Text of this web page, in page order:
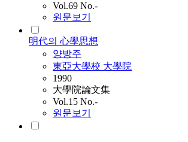
Vol.69 No.-
원문보기
明代의 心學思想
양방주
東亞大學校 大學院
1990
大學院論文集
Vol.15 No.-
원문보기